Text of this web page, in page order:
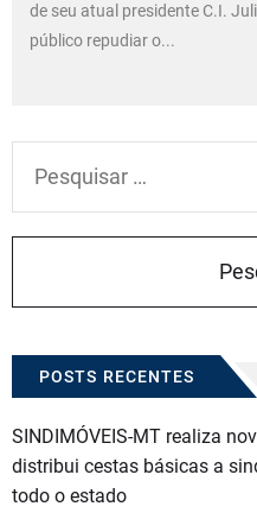
de seu atual presidente C.I.
público repudiar o...
por:
POSTS RECENTES
SINDIMÓVEIS-MT realiza
distribui cestas básicas a
todo o estado